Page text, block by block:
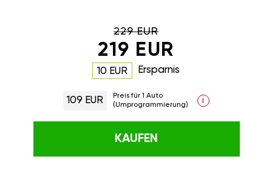
229 EUR
219 EUR
10 EUR Ersparnis
109 EUR
Preis für 1 Auto
(Umprogrammierung)
i
KAUFEN